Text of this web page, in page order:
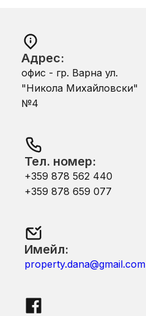
Адрес:
офис - гр. Варна ул.
"Никола Михайловски"
№4
Тел. номер:
+359 878 562 440
+359 878 659 077
Имейл:
property.dana@gmail.com